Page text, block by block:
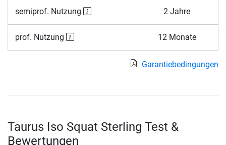
semiprof. Nutzung 2 Jahre
prof. Nutzung 12 Monate
Garantiebedingungen
Taurus Iso Squat Sterling Test &
Bewertungen